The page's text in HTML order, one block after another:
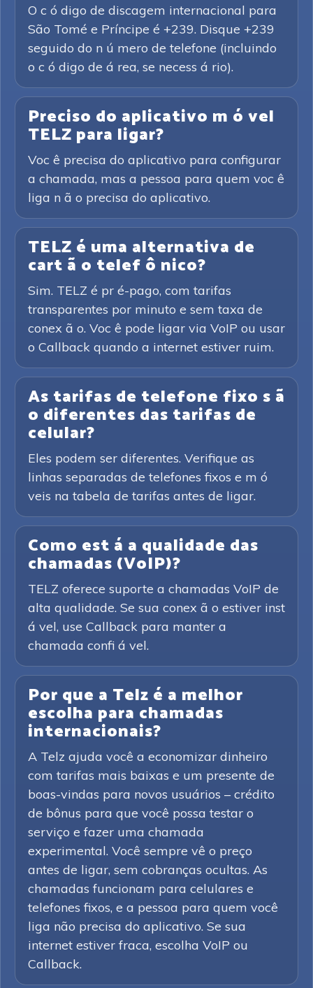
O c ó digo de discagem internacional para
São Tomé e Príncipe é +239. Disque +239
seguido do n ú mero de telefone (incluindo
o c ó digo de á rea, se necess á rio).
Preciso do aplicativo m ó vel
TELZ para ligar?
Voc ê precisa do aplicativo para configurar
a chamada, mas a pessoa para quem voc ê
liga n ã o precisa do aplicativo.
TELZ é uma alternativa de
cart ã o telef ô nico?
Sim. TELZ é pr é-pago, com tarifas
transparentes por minuto e sem taxa de
conex ã o. Voc ê pode ligar via VoIP ou usar
o Callback quando a internet estiver ruim.
As tarifas de telefone fixo s ã
o diferentes das tarifas de
celular?
Eles podem ser diferentes. Verifique as
linhas separadas de telefones fixos e m ó
veis na tabela de tarifas antes de ligar.
Como est á a qualidade das
chamadas (VoIP)?
TELZ oferece suporte a chamadas VoIP de
alta qualidade. Se sua conex ã o estiver inst
á vel, use Callback para manter a
chamada confi á vel.
Por que a Telz é a melhor
escolha para chamadas
internacionais?
A Telz ajuda você a economizar dinheiro
com tarifas mais baixas e um presente de
boas-vindas para novos usuários – crédito
de bônus para que você possa testar o
serviço e fazer uma chamada
experimental. Você sempre vê o preço
antes de ligar, sem cobranças ocultas. As
chamadas funcionam para celulares e
telefones fixos, e a pessoa para quem você
liga não precisa do aplicativo. Se sua
internet estiver fraca, escolha VoIP ou
Callback.